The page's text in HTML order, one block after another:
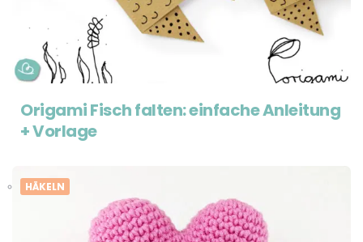
Origami Fisch falten: einfache Anleitung
+ Vorlage
HÄKELN